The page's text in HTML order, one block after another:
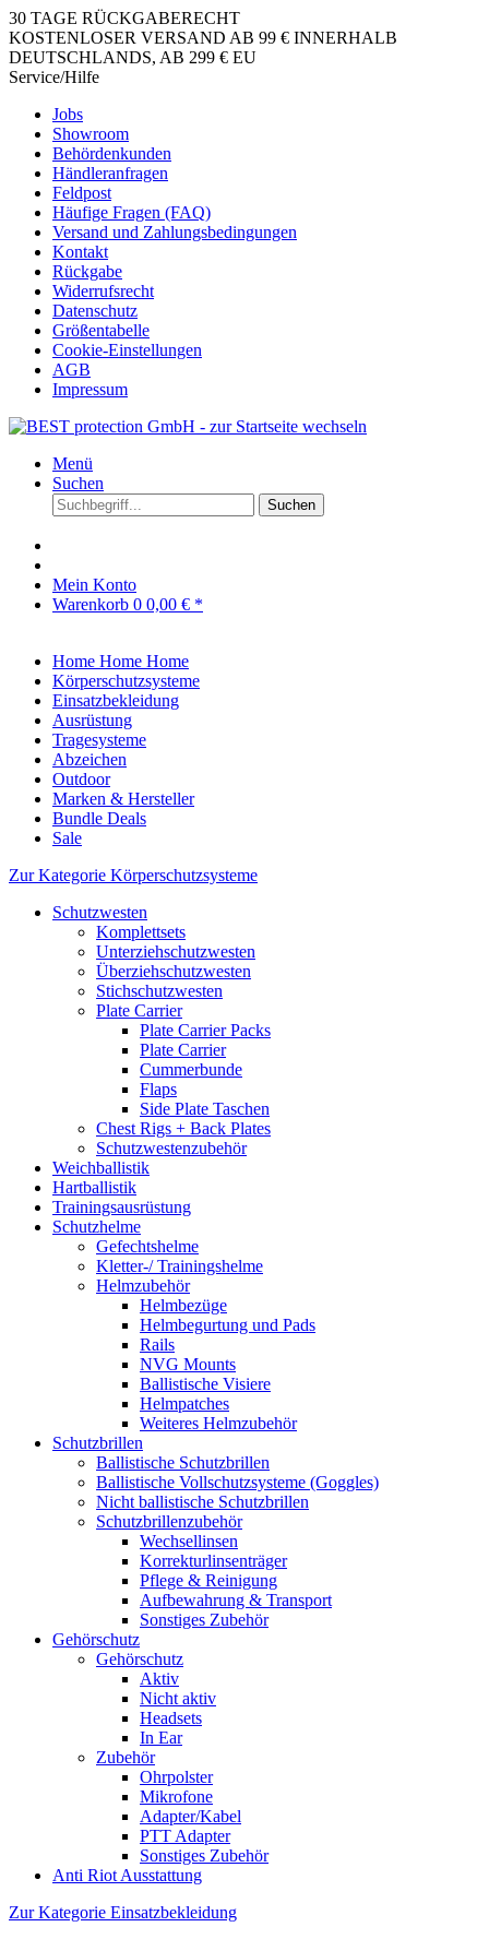
30 TAGE RÜCKGABERECHT
KOSTENLOSER VERSAND AB 99 € INNERHALB
DEUTSCHLANDS, AB 299 € EU
Service/Hilfe
Jobs
Showroom
Behördenkunden
Händleranfragen
Feldpost
Häufige Fragen (FAQ)
Versand und Zahlungsbedingungen
Kontakt
Rückgabe
Widerrufsrecht
Datenschutz
Größentabelle
Cookie-Einstellungen
AGB
Impressum
Menü
Suchen
Suchen
Mein Konto
Warenkorb 0 0,00 € *
Home Home Home
Körperschutzsysteme
Einsatzbekleidung
Ausrüstung
Tragesysteme
Abzeichen
Outdoor
Marken & Hersteller
Bundle Deals
Sale
Zur Kategorie Körperschutzsysteme
Schutzwesten
Komplettsets
Unterziehschutzwesten
Überziehschutzwesten
Stichschutzwesten
Plate Carrier
Plate Carrier Packs
Plate Carrier
Cummerbunde
Flaps
Side Plate Taschen
Chest Rigs + Back Plates
Schutzwestenzubehör
Weichballistik
Hartballistik
Trainingsausrüstung
Schutzhelme
Gefechtshelme
Kletter-/ Trainingshelme
Helmzubehör
Helmbezüge
Helmbegurtung und Pads
Rails
NVG Mounts
Ballistische Visiere
Helmpatches
Weiteres Helmzubehör
Schutzbrillen
Ballistische Schutzbrillen
Ballistische Vollschutzsysteme (Goggles)
Nicht ballistische Schutzbrillen
Schutzbrillenzubehör
Wechsellinsen
Korrekturlinsenträger
Pflege & Reinigung
Aufbewahrung & Transport
Sonstiges Zubehör
Gehörschutz
Gehörschutz
Aktiv
Nicht aktiv
Headsets
In Ear
Zubehör
Ohrpolster
Mikrofone
Adapter/Kabel
PTT Adapter
Sonstiges Zubehör
Anti Riot Ausstattung
Zur Kategorie Einsatzbekleidung